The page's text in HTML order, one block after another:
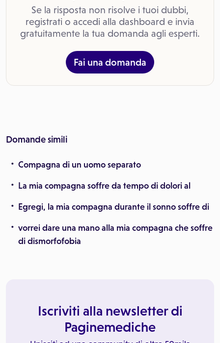
Se la risposta non risolve i tuoi dubbi,
registrati o accedi alla dashboard e invia
gratuitamente la tua domanda agli esperti.
Fai una domanda
Domande simili
Compagna di un uomo separato
La mia compagna soffre da tempo di dolori al
Egregi, la mia compagna durante il sonno soffre di
vorrei dare una mano alla mia compagna che soffre
di dismorfofobia
Iscriviti alla newsletter di
Paginemediche